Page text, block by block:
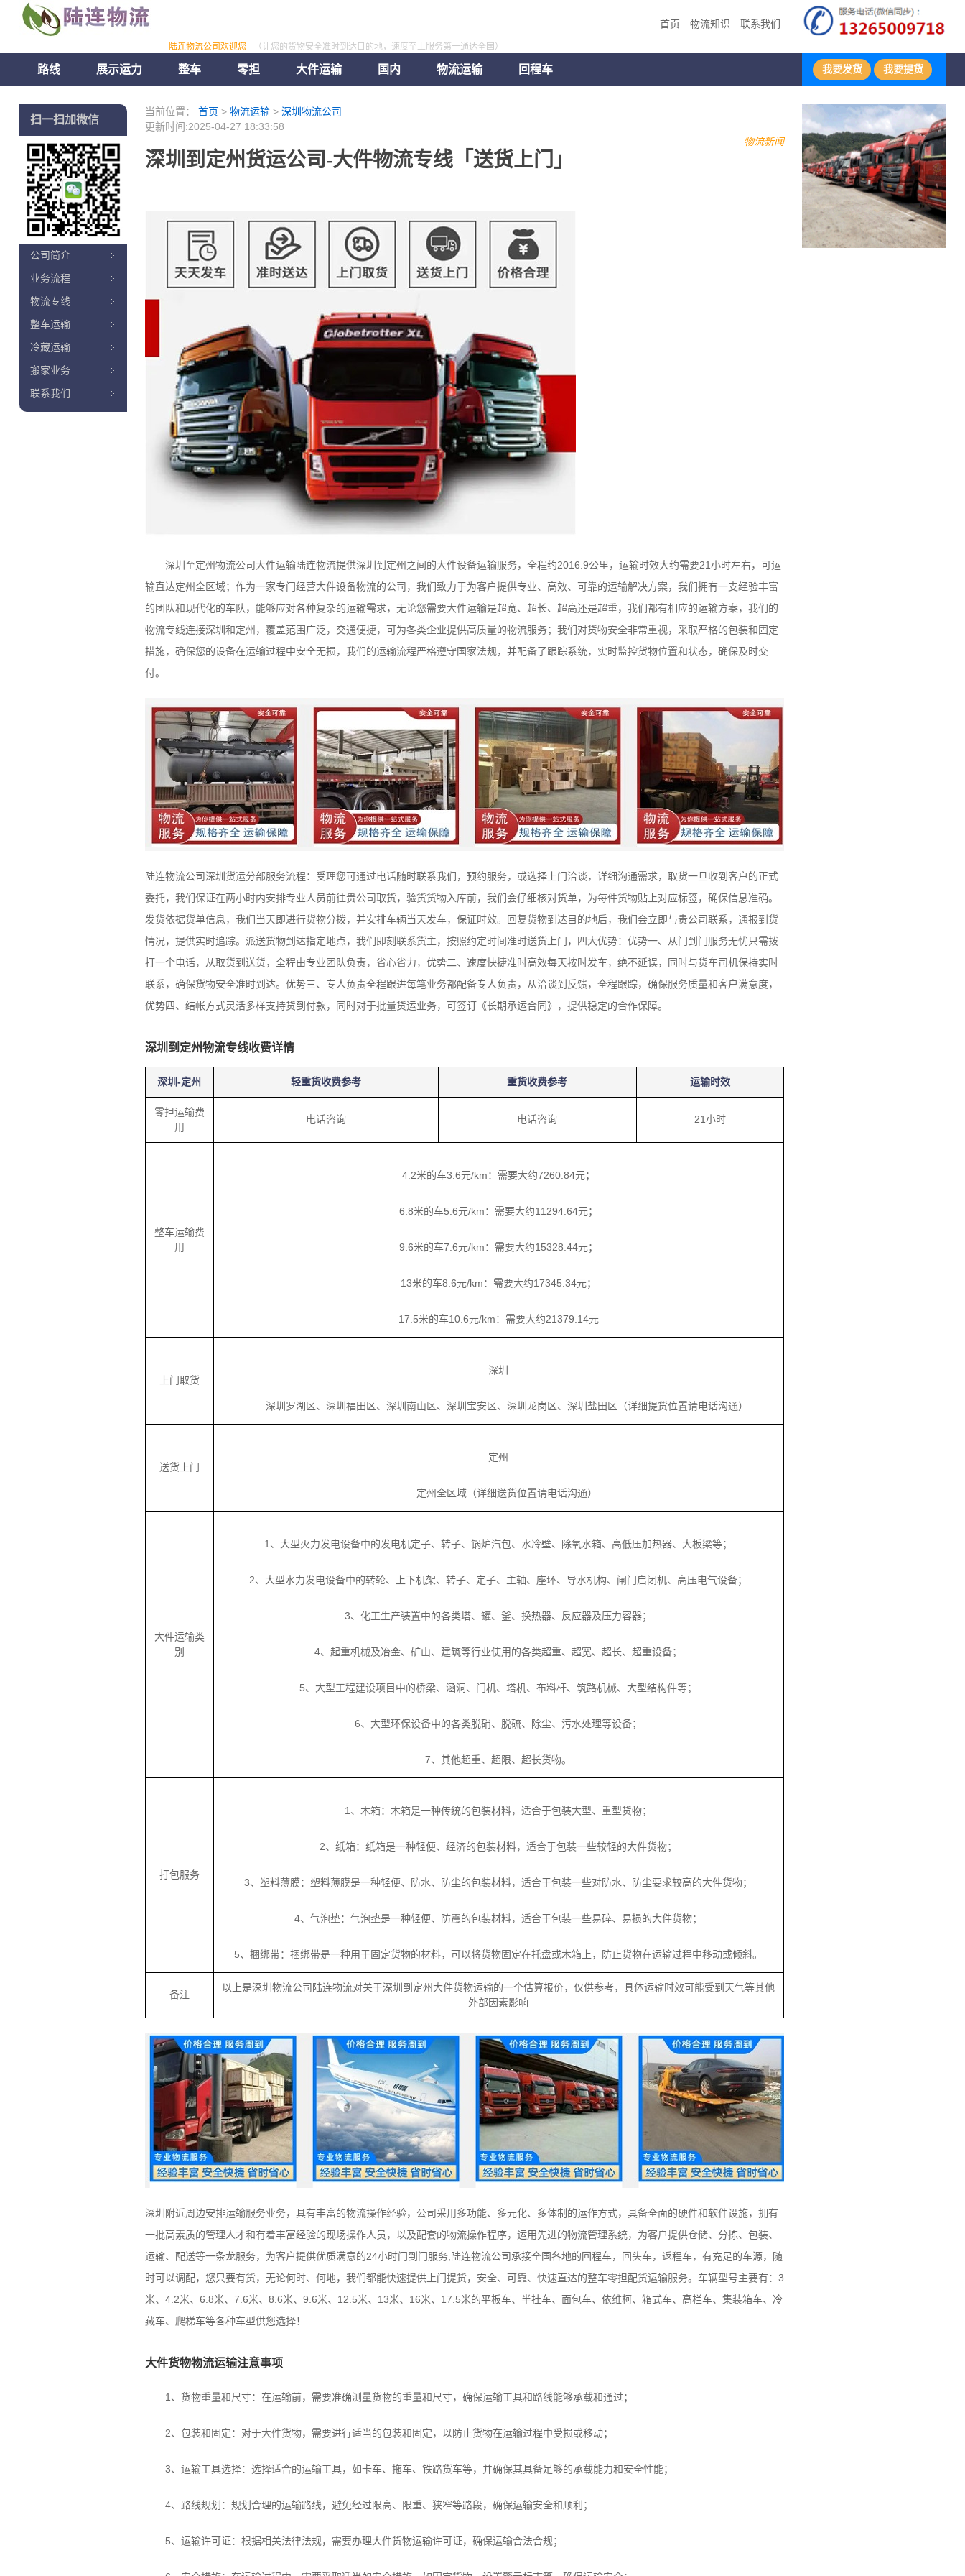
首页 物流知识 联系我们
陆连物流公司欢迎您 （让您的货物安全准时到达目的地，速度至上服务第一通达全国）
路线 展示运力 整车 零担 大件运输 国内 物流运输 回程车 我要发货 我要提货
当前位置： 首页 > 物流运输> 深圳物流公司
更新时间:2025-04-27 18:33:58
物流新闻
深圳到定州货运公司-大件物流专线「送货上门」
深圳至定州物流公司大件运输陆连物流提供深圳到定州之间的大件设备运输服务，全程约2016.9公里，运输时效大约需要21小时左右，可运
输直达定州全区域；作为一家专门经营大件设备物流的公司，我们致力于为客户提供专业、高效、可靠的运输解决方案，我们拥有一支经验丰富
的团队和现代化的车队，能够应对各种复杂的运输需求，无论您需要大件运输是超宽、超长、超高还是超重，我们都有相应的运输方案，我们的
物流专线连接深圳和定州，覆盖范围广泛，交通便捷，可为各类企业提供高质量的物流服务；我们对货物安全非常重视，采取严格的包装和固定
措施，确保您的设备在运输过程中安全无损，我们的运输流程严格遵守国家法规，并配备了跟踪系统，实时监控货物位置和状态，确保及时交
付。
陆连物流公司深圳货运分部服务流程：受理您可通过电话随时联系我们，预约服务，或选择上门洽谈，详细沟通需求，取货一旦收到客户的正式
委托，我们保证在两小时内安排专业人员前往贵公司取货，验货货物入库前，我们会仔细核对货单，为每件货物贴上对应标签，确保信息准确。
发货依据货单信息，我们当天即进行货物分拨，并安排车辆当天发车，保证时效。回复货物到达目的地后，我们会立即与贵公司联系，通报到货
情况，提供实时追踪。派送货物到达指定地点，我们即刻联系货主，按照约定时间准时送货上门，四大优势：优势一、从门到门服务无忧只需拨
打一个电话，从取货到送货，全程由专业团队负责，省心省力，优势二、速度快捷准时高效每天按时发车，绝不延误，同时与货车司机保持实时
联系，确保货物安全准时到达。优势三、专人负责全程跟进每笔业务都配备专人负责，从洽谈到反馈，全程跟踪，确保服务质量和客户满意度，
优势四、结帐方式灵活多样支持货到付款，同时对于批量货运业务，可签订《长期承运合同》，提供稳定的合作保障。
深圳到定州物流专线收费详情
深圳-定州 轻重货收费参考 重货收费参考 运输时效
零担运输费
用
电话咨询 电话咨询 21小时
整车运输费
用
4.2米的车3.6元/km：需要大约7260.84元；
6.8米的车5.6元/km：需要大约11294.64元；
9.6米的车7.6元/km：需要大约15328.44元；
13米的车8.6元/km：需要大约17345.34元；
17.5米的车10.6元/km：需要大约21379.14元
上门取货
深圳
深圳罗湖区、深圳福田区、深圳南山区、深圳宝安区、深圳龙岗区、深圳盐田区（详细提货位置请电话沟通）
送货上门
定州
定州全区域（详细送货位置请电话沟通）
大件运输类
别
1、大型火力发电设备中的发电机定子、转子、锅炉汽包、水冷壁、除氧水箱、高低压加热器、大板梁等；
2、大型水力发电设备中的转轮、上下机架、转子、定子、主轴、座环、导水机构、闸门启闭机、高压电气设备；
3、化工生产装置中的各类塔、罐、釜、换热器、反应器及压力容器；
4、起重机械及冶金、矿山、建筑等行业使用的各类超重、超宽、超长、超重设备；
5、大型工程建设项目中的桥梁、涵洞、门机、塔机、布料杆、筑路机械、大型结构件等；
6、大型环保设备中的各类脱硝、脱硫、除尘、污水处理等设备；
7、其他超重、超限、超长货物。
打包服务
1、木箱：木箱是一种传统的包装材料，适合于包装大型、重型货物；
2、纸箱：纸箱是一种轻便、经济的包装材料，适合于包装一些较轻的大件货物；
3、塑料薄膜：塑料薄膜是一种轻便、防水、防尘的包装材料，适合于包装一些对防水、防尘要求较高的大件货物；
4、气泡垫：气泡垫是一种轻便、防震的包装材料，适合于包装一些易碎、易损的大件货物；
5、捆绑带：捆绑带是一种用于固定货物的材料，可以将货物固定在托盘或木箱上，防止货物在运输过程中移动或倾斜。
备注
以上是深圳物流公司陆连物流对关于深圳到定州大件货物运输的一个估算报价，仅供参考，具体运输时效可能受到天气等其他
外部因素影响
深圳附近周边安排运输服务业务，具有丰富的物流操作经验，公司采用多功能、多元化、多体制的运作方式，具备全面的硬件和软件设施，拥有
一批高素质的管理人才和有着丰富经验的现场操作人员，以及配套的物流操作程序，运用先进的物流管理系统，为客户提供仓储、分拣、包装、
运输、配送等一条龙服务，为客户提供优质满意的24小时门到门服务,陆连物流公司承接全国各地的回程车，回头车，返程车，有充足的车源，随
时可以调配，您只要有货，无论何时、何地，我们都能快速提供上门提货，安全、可靠、快速直达的整车零担配货运输服务。车辆型号主要有：3
米、4.2米、6.8米、7.6米、8.6米、9.6米、12.5米、13米、16米、17.5米的平板车、半挂车、面包车、依维柯、箱式车、高栏车、集装箱车、冷
藏车、爬梯车等各种车型供您选择！
大件货物物流运输注意事项
1、货物重量和尺寸：在运输前，需要准确测量货物的重量和尺寸，确保运输工具和路线能够承载和通过；
2、包装和固定：对于大件货物，需要进行适当的包装和固定，以防止货物在运输过程中受损或移动；
3、运输工具选择：选择适合的运输工具，如卡车、拖车、铁路货车等，并确保其具备足够的承载能力和安全性能；
4、路线规划：规划合理的运输路线，避免经过限高、限重、狭窄等路段，确保运输安全和顺利；
5、运输许可证：根据相关法律法规，需要办理大件货物运输许可证，确保运输合法合规；
扫一扫加微信
公司简介
业务流程
物流专线
整车运输
冷藏运输
搬家业务
联系我们